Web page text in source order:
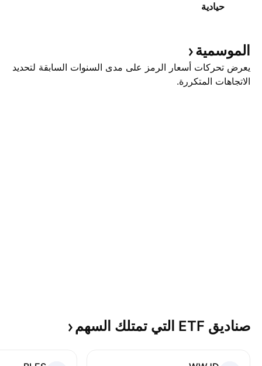
حيادية
الموسمية
يعرض تحركات أسعار الرمز على مدى السنوات السابقة لتحديد
الاتجاهات المتكررة.
صناديق ETF التي تمتلك السهم